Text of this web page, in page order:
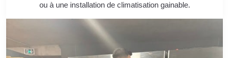
ou à une installation de climatisation gainable.